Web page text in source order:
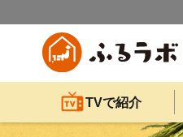
TVで紹介